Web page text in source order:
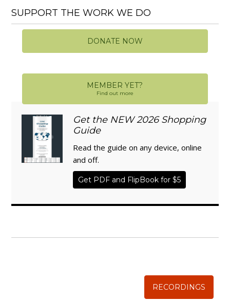
SUPPORT THE WORK WE DO
DONATE NOW
MEMBER YET?
Find out more
Get the NEW 2026 Shopping
Guide
Read the guide on any device, online
and off.
Get PDF and FlipBook for $5
RECORDINGS